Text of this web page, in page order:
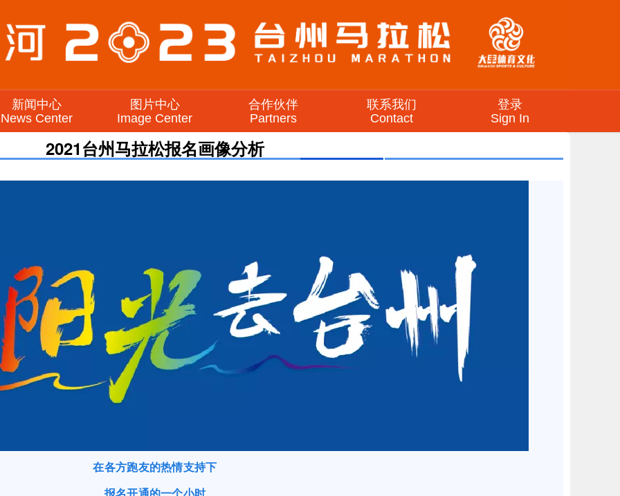
新闻中心
News Center
图片中心
Image Center
合作伙伴
Partners
联系我们
Contact
登录
Sign In
2021台州马拉松报名画像分析
在各方跑友的热情支持下
报名开通的一个小时